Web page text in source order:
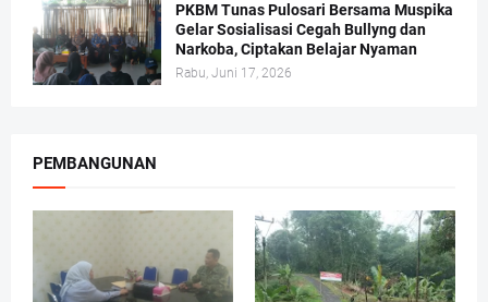
PKBM Tunas Pulosari Bersama Muspika
Gelar Sosialisasi Cegah Bullyng dan
Narkoba, Ciptakan Belajar Nyaman
Rabu, Juni 17, 2026
PEMBANGUNAN